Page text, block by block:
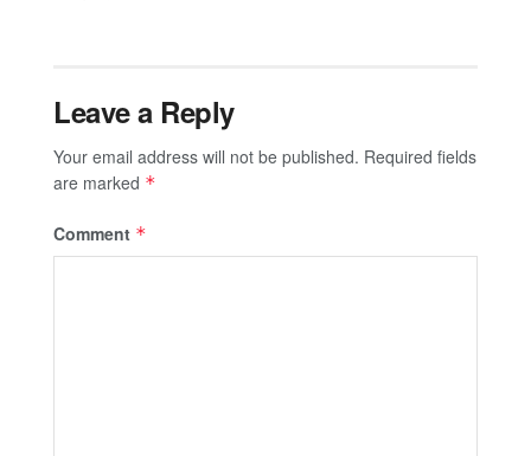
Leave a Reply
Your email address will not be published. Required fields
are marked *
Comment *